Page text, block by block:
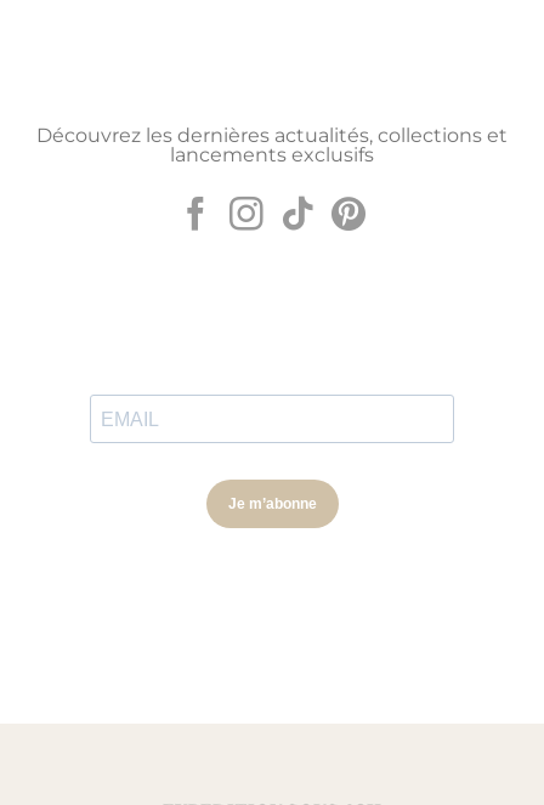
Découvrez les dernières actualités, collections et
lancements exclusifs